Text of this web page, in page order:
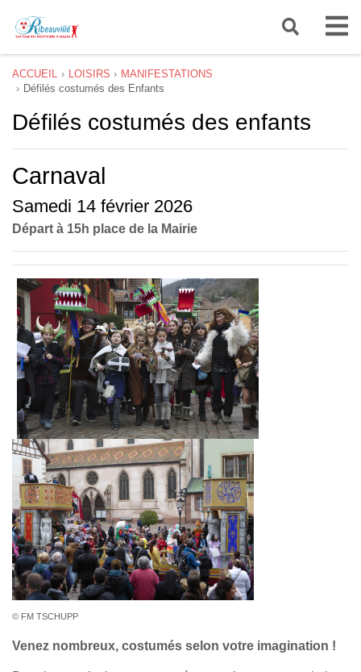
ACCUEIL LOISIRS
MANIFESTATIONS
Défilés costumés des Enfants
Défilés costumés des enfants
Carnaval
Samedi 14 février 2026
Départ à 15h place de la Mairie
© FM TSCHUPP
Venez nombreux, costumés selon votre imagination !